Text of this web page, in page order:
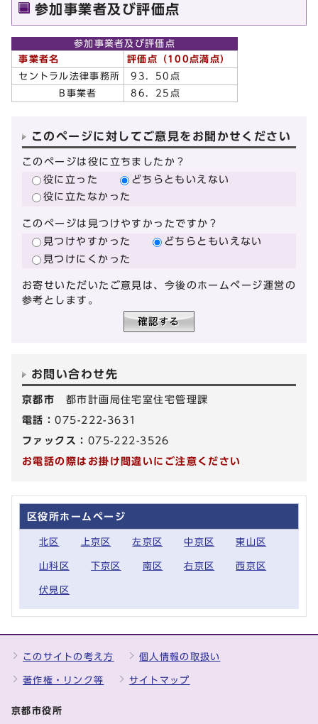
参加事業者及び評価点
参加事業者及び評価点
事業者名
評価点（100点満点）
セントラル法律事務所
93．50点
B事業者
86．25点
このページに対してご意見をお聞かせください
このページは役に立ちましたか？
役に立った
どちらともいえない
役に立たなかった
このページは見つけやすかったですか？
見つけやすかった
どちらともいえない
見つけにくかった
お寄せいただいたご意見は、今後のホームページ運営の
参考とします。
お問い合わせ先
京都市 都市計画局住宅室住宅管理課
電話：075-222-3631
ファックス： 075-222-3526
お電話の際はお掛け間違いにご注意ください
区役所ホームページ
北区 上京区 左京区 中京区 東山区
山科区 下京区 南区 右京区 西京区
伏見区
このサイトの考え方 個人情報の取扱い
著作権・リンク等 サイトマップ
京都市役所